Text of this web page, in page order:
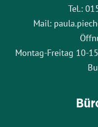
Tel.:
Mail:
Montag-Freitag 10-